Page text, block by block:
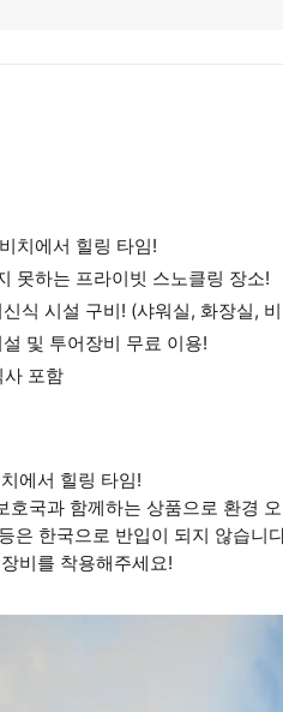
치에서 힐링 타임!
못하는 프라이빗 스노클링 장소!
식 시설 구비! (샤워실, 화장실,
및 투어장비 무료 이용!
사 포함
에서 힐링 타임!
호국과 함께하는 상품으로 환경
은 한국으로 반입이 되지 않습니
비를 착용해주세요!